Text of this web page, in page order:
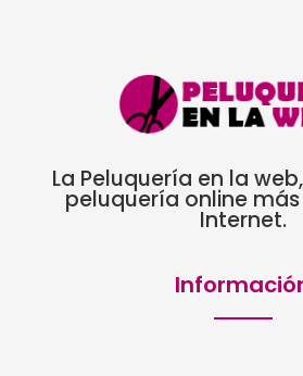
La Peluquería en la
peluquería online
Internet.